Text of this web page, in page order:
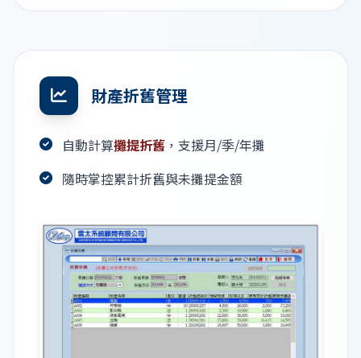
財產折舊管理
自動計算攤提折舊 ，支援月/季/年攤
隨時掌控累計折舊與未攤提金額